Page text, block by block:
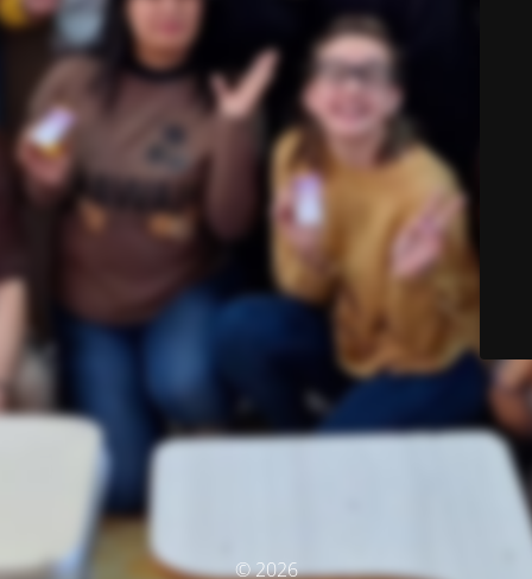
© 2026